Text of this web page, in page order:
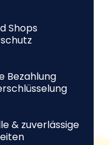
Shops
Bezahlung
& zuverlässige